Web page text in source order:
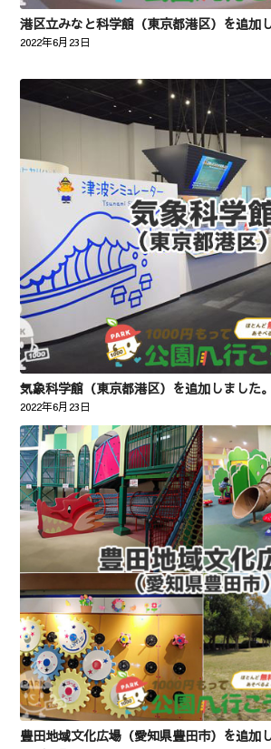
港区立みなと科学館（東京都港区）を追加
2022年6月23日
気象科学館（東京都港区）を追加しました。
2022年6月23日
豊田地域文化広場（愛知県豊田市）を追加